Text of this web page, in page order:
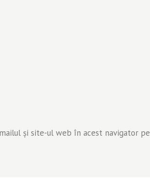
și site-ul web în acest navigator